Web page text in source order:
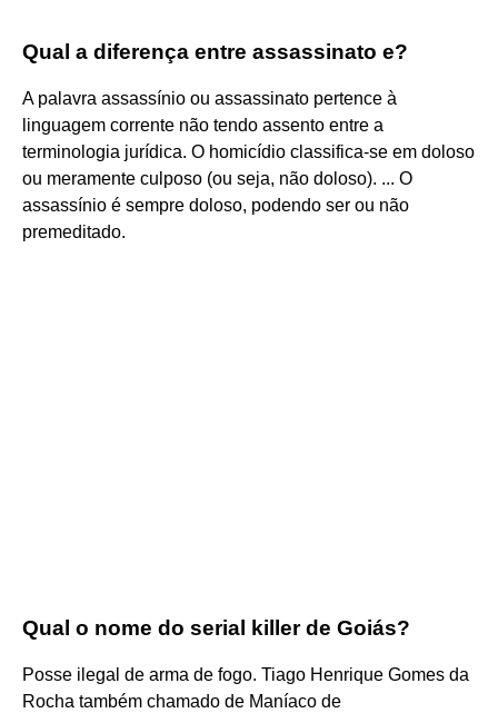
Qual a diferença entre assassinato e?
A palavra assassínio ou assassinato pertence à
linguagem corrente não tendo assento entre a
terminologia jurídica. O homicídio classifica-se em doloso
ou meramente culposo (ou seja, não doloso). ... O
assassínio é sempre doloso, podendo ser ou não
premeditado.
Qual o nome do serial killer de Goiás?
Posse ilegal de arma de fogo. Tiago Henrique Gomes da
Rocha também chamado de Maníaco de